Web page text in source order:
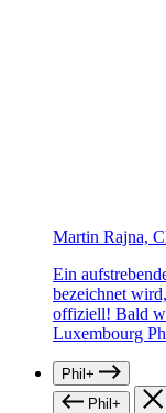
Martin Rajna,
Ein
bezeichnet
offiziell! Bald
Luxembourg
Phil+
Phil+